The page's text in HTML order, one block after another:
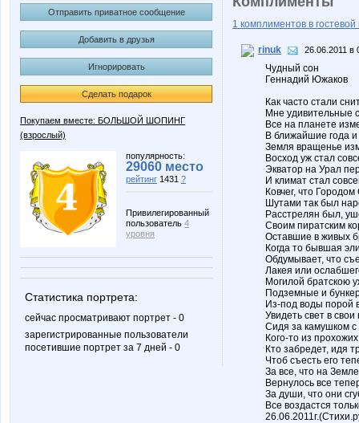
Отправить приватное сообщение
Добавить в друзья
Игнорировать
Сделать подарок
Покупаем вместе: БОЛЬШОЙ ШОПИНГ
(взрослый)
популярность:
29060 место
рейтинг 1431 ?
Привилегированный
пользователь 4
уровня
Статистика портрета:
сейчас просматривают портрет - 0
зарегистрированные пользователи
посетившие портрет за 7 дней - 0
1 комплиментов в гостевой
rinuk 26.06.2011 в
Чудный сон
Геннадий Южаков
Как часто стали
Мне удивительные
Все на планете
В ближайшие года
Земля вращенье
Восход уж стал
Экватор на Урал
И климат стал
Ковчег, что
Шутами так был
Расстрелян был,
Своим пиратским
Оставшие в живых
Когда то бывшая
Обдумывает, что
Лакея или
Могилой братскою
Подземные и
Из-под воды порой
Увидеть свет в свои
Сидя за камушком с
Кого-то из
Кто забредет, идя
Чтоб съесть его
За все, что на
Вернулось все
За души, что они
Все воздастся